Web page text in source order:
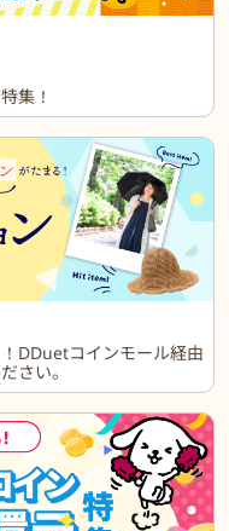
集！
DDuetコインモール経由
さい。